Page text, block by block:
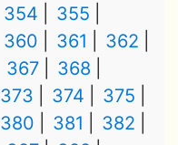
354
355
360 361
362
367
368
373 374
375
380 381
382